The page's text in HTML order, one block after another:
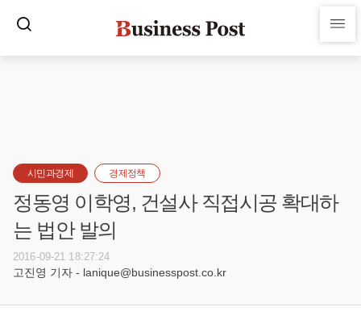
시민과경제 경제정책
정동영 이학영, 건설사 직접시공 확대하
는 법안 발의
2016-09-21 18:27:24
고진영 기자 - lanique@businesspost.co.kr